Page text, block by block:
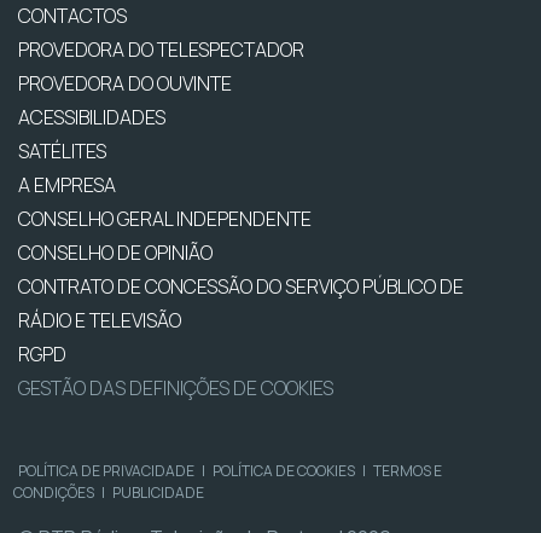
CONTACTOS
PROVEDORA DO TELESPECTADOR
PROVEDORA DO OUVINTE
ACESSIBILIDADES
SATÉLITES
A EMPRESA
CONSELHO GERAL INDEPENDENTE
CONSELHO DE OPINIÃO
CONTRATO DE CONCESSÃO DO SERVIÇO PÚBLICO DE
RÁDIO E TELEVISÃO
RGPD
GESTÃO DAS DEFINIÇÕES DE COOKIES
POLÍTICA DE PRIVACIDADE | POLÍTICA DE COOKIES | TERMOS E
CONDIÇÕES | PUBLICIDADE